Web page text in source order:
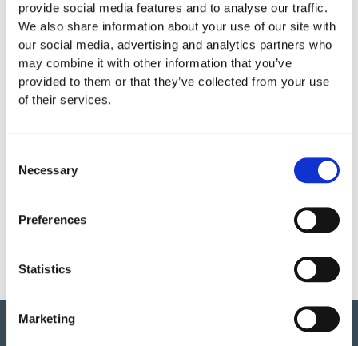
provide social media features and to analyse our traffic.
We also share information about your use of our site with
our social media, advertising and analytics partners who
may combine it with other information that you’ve
provided to them or that they’ve collected from your use
of their services.
Selection
Necessary
Preferences
Statistics
Marketing
Finns som fler varianter
insect hotel
Prisintervall:
34
000:-
till
000:-
Pergola with wire mesh